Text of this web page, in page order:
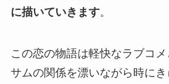
に描いていきます。
この恋の物語は軽快なラブコメ
サムの関係を漂いながら時にき